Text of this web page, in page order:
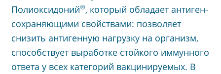
Полиоксидоний®, который обладает антиген-
сохраняющими свойствами: позволяет
снизить антигенную нагрузку на организм,
способствует выработке стойкого иммунного
ответа у всех категорий вакцинируемых. В